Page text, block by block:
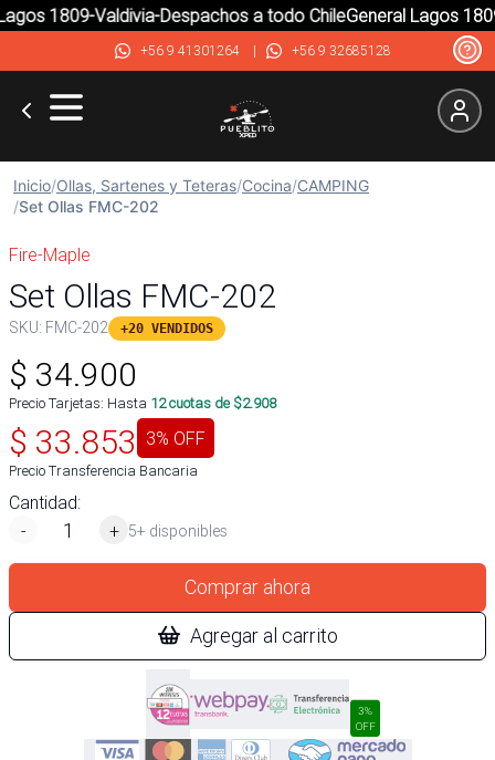
1809-Valdivia-Despachos a todo ChileGeneral Lagos
+56 9 41301264| +56 9 32685128
Inicio/Ollas, Sartenes y Teteras/Cocina/CAMPING
/Set Ollas FMC-202
Fire-Maple
Set Ollas FMC-202
SKU: FMC-202 +20 VENDIDOS
$ 34.900
Precio Tarjetas: Hasta 12cuotas de $2.908
$ 33.853 3% OFF
Precio Transferencia Bancaria
Cantidad:
-
+ 5+ disponibles
Comprar ahora
Agregar al carrito
3%
OFF